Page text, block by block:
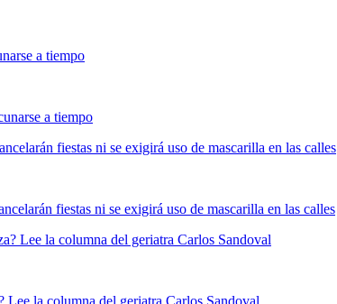
a tiempo
fiestas ni se exigirá uso de mascarilla en las calles
Lee la columna del geriatra Carlos Sandoval